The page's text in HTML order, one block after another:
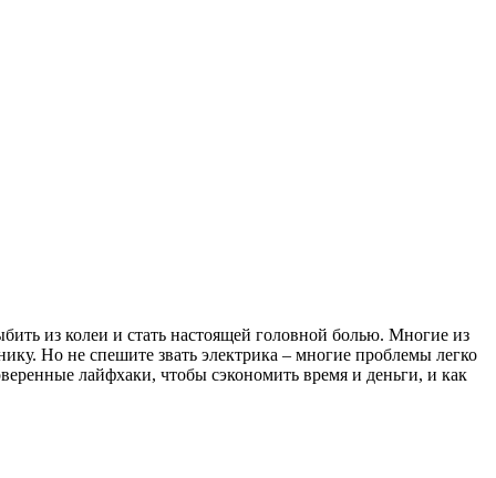
из колеи и стать настоящей головной болью. Многие из
Но не спешите звать электрика – многие проблемы легко
лайфхаки, чтобы сэкономить время и деньги, и как